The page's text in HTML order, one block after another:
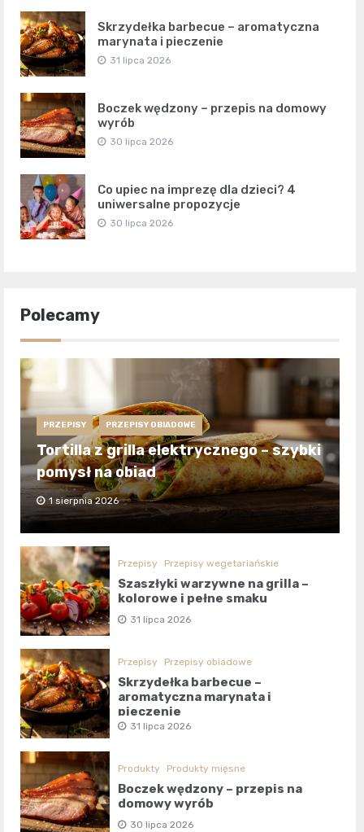
Skrzydełka barbecue – aromatyczna
marynata i pieczenie
31 lipca 2026
Boczek wędzony – przepis na domowy
wyrób
30 lipca 2026
Co upiec na imprezę dla dzieci? 4
uniwersalne propozycje
30 lipca 2026
Polecamy
PRZEPISY PRZEPISY OBIADOWE
Tortilla z grilla elektrycznego – szybki
pomysł na obiad
1 sierpnia 2026
Przepisy Przepisy wegetariańskie
Szaszłyki warzywne na grilla –
kolorowe i pełne smaku
31 lipca 2026
Przepisy Przepisy obiadowe
Skrzydełka barbecue –
aromatyczna marynata i
pieczenie
31 lipca 2026
Produkty Produkty mięsne
Boczek wędzony – przepis na
domowy wyrób
30 lipca 2026